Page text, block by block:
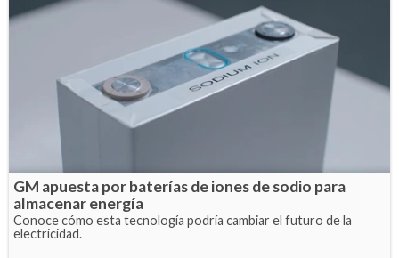
GM apuesta por baterías de iones de sodio para
almacenar energía
Conoce cómo esta tecnología podría cambiar el futuro de la
electricidad.